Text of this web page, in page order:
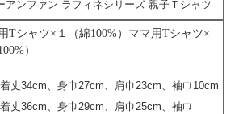
アンファン ラフィネシリーズ 親子Ｔシャツ
Tシャツ×１（綿100%）ママ用Tシャツ×
）
丈34cm、身巾27cm、肩巾23cm、袖巾10cm
丈36cm、身巾29cm、肩巾25cm、袖巾